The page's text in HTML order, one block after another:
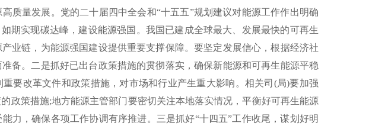
质量发展。党的二十届四中全会和“十五五”规划建议对能源工作作出明确
期实现碳达峰，建设能源强国。我国已建成全球最大、发展最快的可再生
业链，为能源强国建设提供重要支撑保障。要坚定发展信心，根据经济社
备。二是抓好已出台政策措施的贯彻落实，确保新能源和可再生能源平稳
要改革文件和政策措施，对市场和行业产生重大影响。相关司(局)要加强
政策措施;地方能源主管部门要密切关注本地落实情况，平衡好可再生能源
力，确保各项工作协调有序推进。三是抓好“十四五”工作收尾，谋划好明